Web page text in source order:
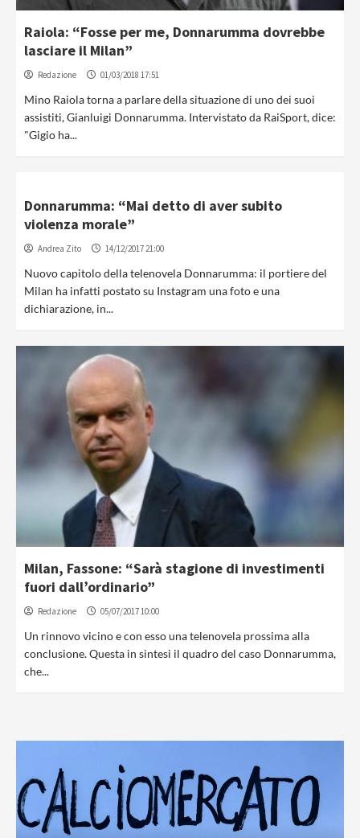
Raiola: “Fosse per me, Donnarumma dovrebbe
lasciare il Milan”
Redazione 01/03/2018 17:51
Mino Raiola torna a parlare della situazione di uno dei suoi
assistiti, Gianluigi Donnarumma. Intervistato da RaiSport, dice:
"Gigio ha...
Donnarumma: “Mai detto di aver subito
violenza morale”
Andrea Zito 14/12/2017 21:00
Nuovo capitolo della telenovela Donnarumma: il portiere del
Milan ha infatti postato su Instagram una foto e una
dichiarazione, in...
Milan, Fassone: “Sarà stagione di investimenti
fuori dall’ordinario”
Redazione 05/07/2017 10:00
Un rinnovo vicino e con esso una telenovela prossima alla
conclusione. Questa in sintesi il quadro del caso Donnarumma,
che...